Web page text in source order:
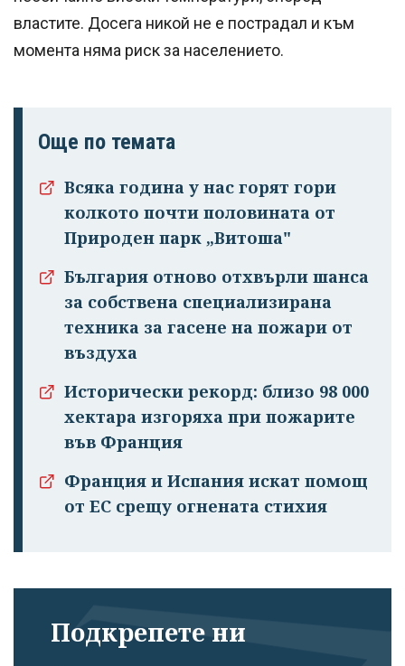
Успешно
излязохте от
профила си!
властите. Досега никой не е пострадал и към
момента няма риск за населението.
Още по темата
Всяка година у нас горят гори
колкото почти половината от
Природен парк „Витоша"
България отново отхвърли шанса
за собствена специализирана
техника за гасене на пожари от
въздуха
Исторически рекорд: близо 98 000
хектара изгоряха при пожарите
във Франция
Франция и Испания искат помощ
от ЕС срещу огнената стихия
Подкрепете ни